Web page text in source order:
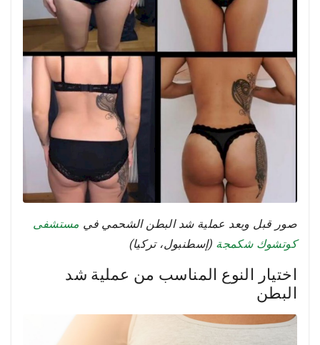
صور قبل وبعد عملية شد البطن الشحمي في مستشفى
كوتشوك شكمجة (إسطنبول، تركيا)
اختيار النوع المناسب من عملية شد
البطن